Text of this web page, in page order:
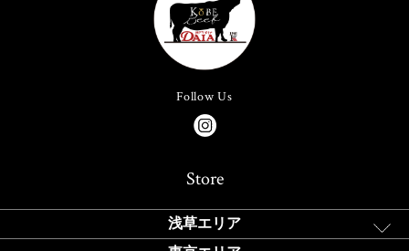
Follow Us
Store
浅草エリア